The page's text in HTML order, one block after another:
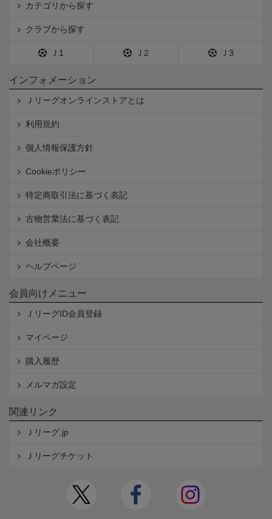
カテゴリから探す
クラブから探す
Ｊ1 Ｊ2 Ｊ3
インフォメーション
Ｊリーグオンラインストアとは
利用規約
個人情報保護方針
Cookieポリシー
特定商取引法に基づく表記
古物営業法に基づく表記
会社概要
ヘルプページ
会員向けメニュー
ＪリーグID会員登録
マイページ
購入履歴
メルマガ設定
関連リンク
Ｊリーグ.jp
Ｊリーグチケット